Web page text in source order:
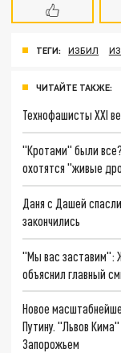
ТЕГИ: ИЗБИЛ
ЧИТАЙТЕ ТАКЖЕ:
Технофашисты XXI
"Кротами" были
охотятся "живые
Даня с Дашей
закончились
"Мы вас заставим":
объяснил главный
Новое
Путину. "Львов
Запорожьем